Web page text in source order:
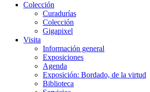
Colección
Curadurías
Colección
Gigapixel
Visita
Información general
Exposiciones
Agenda
Exposición: Bordado, de la virtud
Biblioteca